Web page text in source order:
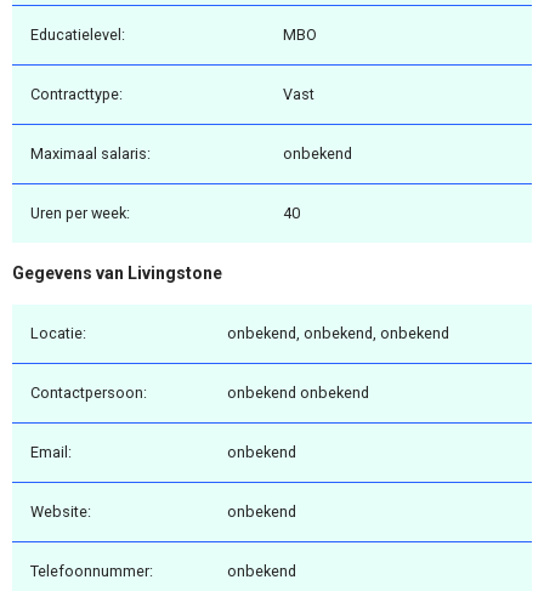
Educatielevel: MBO
Contracttype: Vast
Maximaal salaris: onbekend
Uren per week: 40
Gegevens van Livingstone
Locatie: onbekend, onbekend, onbekend
Contactpersoon: onbekend onbekend
Email: onbekend
Website: onbekend
Telefoonnummer: onbekend